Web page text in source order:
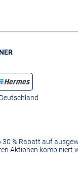
% Rabatt auf
Aktionen